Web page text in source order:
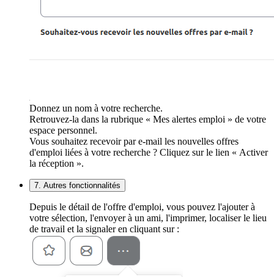
Donnez un nom à votre recherche.
Retrouvez-la dans la rubrique « Mes alertes emploi » de votre
espace personnel.
Vous souhaitez recevoir par e-mail les nouvelles offres
d'emploi liées à votre recherche ? Cliquez sur le lien « Activer
la réception ».
7. Autres fonctionnalités
Depuis le détail de l'offre d'emploi, vous pouvez l'ajouter à
votre sélection, l'envoyer à un ami, l'imprimer, localiser le lieu
de travail et la signaler en cliquant sur :